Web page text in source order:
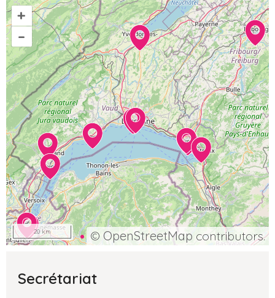
© OpenStreetMap contributors.
+
–
20 km
Secrétariat